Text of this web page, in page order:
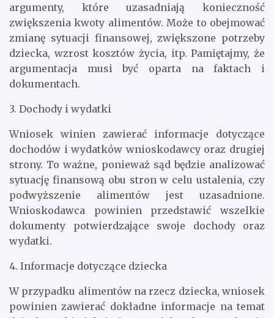
argumenty, które uzasadniają konieczność
zwiększenia kwoty alimentów. Może to obejmować
zmianę sytuacji finansowej, zwiększone potrzeby
dziecka, wzrost kosztów życia, itp. Pamiętajmy, że
argumentacja musi być oparta na faktach i
dokumentach.
3. Dochody i wydatki
Wniosek winien zawierać informacje dotyczące
dochodów i wydatków wnioskodawcy oraz drugiej
strony. To ważne, ponieważ sąd będzie analizować
sytuację finansową obu stron w celu ustalenia, czy
podwyższenie alimentów jest uzasadnione.
Wnioskodawca powinien przedstawić wszelkie
dokumenty potwierdzające swoje dochody oraz
wydatki.
4. Informacje dotyczące dziecka
W przypadku alimentów na rzecz dziecka, wniosek
powinien zawierać dokładne informacje na temat